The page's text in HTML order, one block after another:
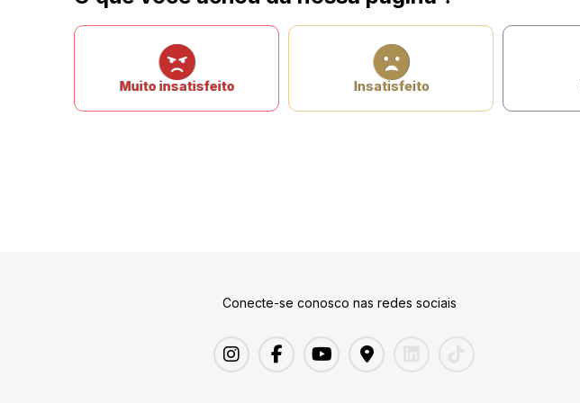
Muito insatisfeito Insatisfeito
Conecte-se conosco nas redes sociais